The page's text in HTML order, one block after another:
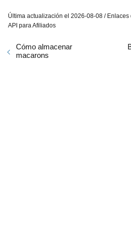
Última actualización el 2026-08-08 /
API para Afiliados
Cómo almacenar
macarons